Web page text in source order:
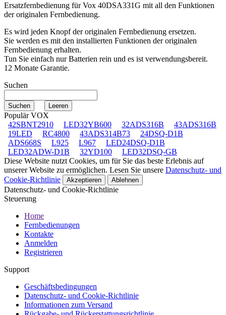
Ersatzfernbedienung fürVox 40DSA331G mit all den Funktionen
der originalen Fernbedienung.
Es wird jeden Knopf der originalen Fernbedienung ersetzen.
Sie werden es mit den installierten Funktionen der originalen
Fernbedienung erhalten.
Tun Sie einfach nur Batterien rein und es ist verwendungsbereit.
12 Monate Garantie.
Suchen
Populär VOX
42SBNT2910
LED32YB600 32ADS316B
43ADS316B
19LED
RC4800 43ADS314B73
24DSQ-D1B
ADS668S
L925 L967
LED24DSQ-D1B
LED32ADW-D1B
32YD100
LED32DSQ-GB
Diese Website nutzt Cookies, um für Sie das beste Erlebnis auf
unserer Website zu ermöglichen. Lesen Sie unsere Datenschutz- und
Cookie-Richtlinie
Akzeptieren Ablehnen
Datenschutz- und Cookie-Richtlinie
Steuerung
Home
Fernbedienungen
Kontakte
Anmelden
Registrieren
Support
Geschäftsbedingungen
Datenschutz- und Cookie-Richtlinie
Informationen zum Versand